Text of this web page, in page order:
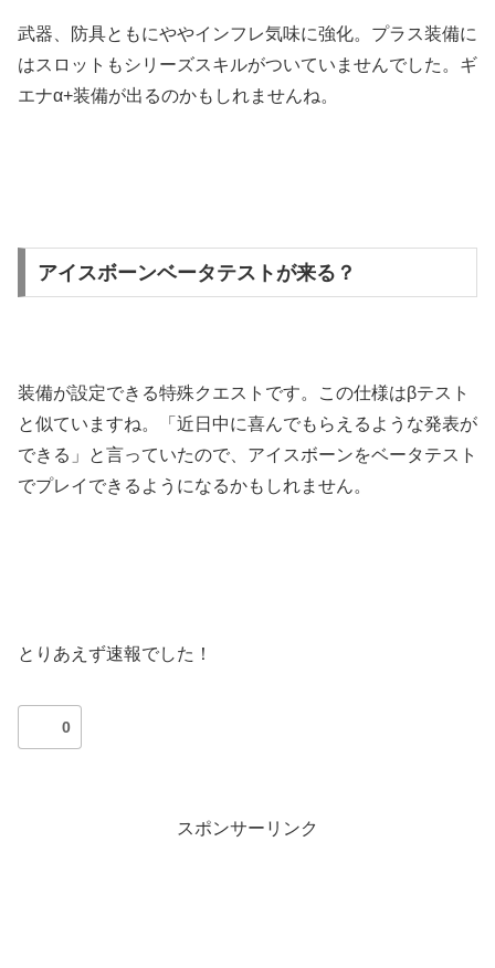
武器、防具ともにややインフレ気味に強化。プラス装備に
はスロットもシリーズスキルがついていませんでした。ギ
エナα+装備が出るのかもしれませんね。
アイスボーンベータテストが来る？
装備が設定できる特殊クエストです。この仕様はβテスト
と似ていますね。「近日中に喜んでもらえるような発表が
できる」と言っていたので、アイスボーンをベータテスト
でプレイできるようになるかもしれません。
とりあえず速報でした！
0
スポンサーリンク